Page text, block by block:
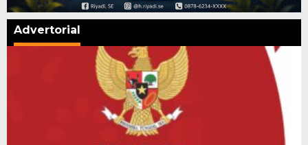
Advertorial